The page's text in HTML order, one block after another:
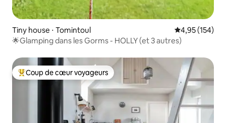
Tiny house ⋅ Tomintoul Évaluation
4,95 (154)
🌟Glamping dans les Gorms - HOLLY (et 3 autres)
Coups de cœur voyageurs les plus appréciés
Coup de cœur voyageurs